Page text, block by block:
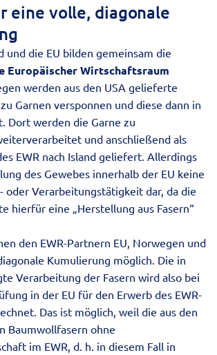
eine volle, diagonale
und die EU bilden gemeinsam die
Europäischer Wirtschaftsraum
werden aus den USA gelieferte
Garnen versponnen und diese dann in
Dort werden die Garne zu
und anschließend als
EWR nach Island geliefert. Allerdings
des Gewebes innerhalb der EU keine
oder Verarbeitungstätigkeit dar, da die
hierfür eine „Herstellung aus Fasern“
den EWR-Partnern EU, Norwegen und
Kumulierung möglich. Die in
Verarbeitung der Fasern wird also bei
in der EU für den Erwerb des EWR-
Das ist möglich, weil die aus den
Baumwollfasern ohne
im EWR, d. h. in diesem Fall in